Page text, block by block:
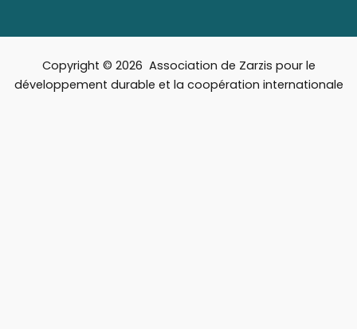
Copyright © 2026 Association de Zarzis pour le
développement durable et la coopération internationale